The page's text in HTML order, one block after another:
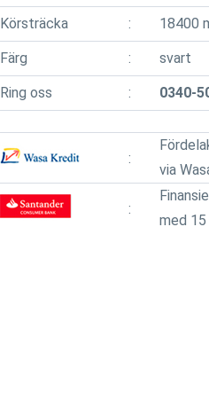
Körsträcka 18400
Färg svart
Ring oss 0340-
via
med 15